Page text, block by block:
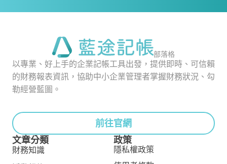
部落格
以專業、好上手的企業記帳工具出發，提供即時、可信賴
的財務報表資訊，協助中小企業管理者掌握財務狀況、勾
勒經營藍圖。
前往官網
文章分類
財務知識
政策
隱私權政策